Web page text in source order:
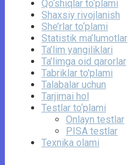
Qo‘shiqlar to‘plami
Shaxsiy rivojlanish
She’rlar to‘plami
Statistik ma’lumotlar
Ta’lim yangiliklari
Ta’limga oid qarorlar
Tabriklar to'plami
Talabalar uchun
Tarjimai hol
Testlar to‘plami
Onlayn testlar
PISA testlar
Texnika olami